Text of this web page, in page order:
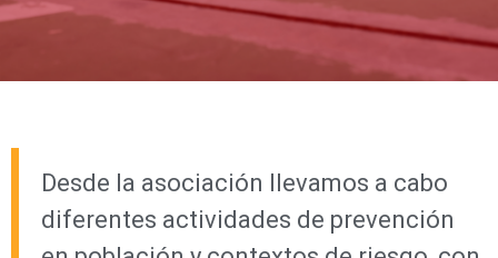
Desde la asociación llevamos a cabo
diferentes actividades de prevención